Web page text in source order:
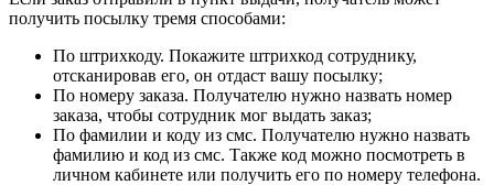
получить посылку тремя способами:
По штрихкоду. Покажите штрихкод сотруднику,
отсканировав его, он отдаст вашу посылку;
По номеру заказа. Получателю нужно назвать номер
заказа, чтобы сотрудник мог выдать заказ;
По фамилии и коду из смс. Получателю нужно назвать
фамилию и код из смс. Также код можно посмотреть в
личном кабинете или получить его по номеру телефона.